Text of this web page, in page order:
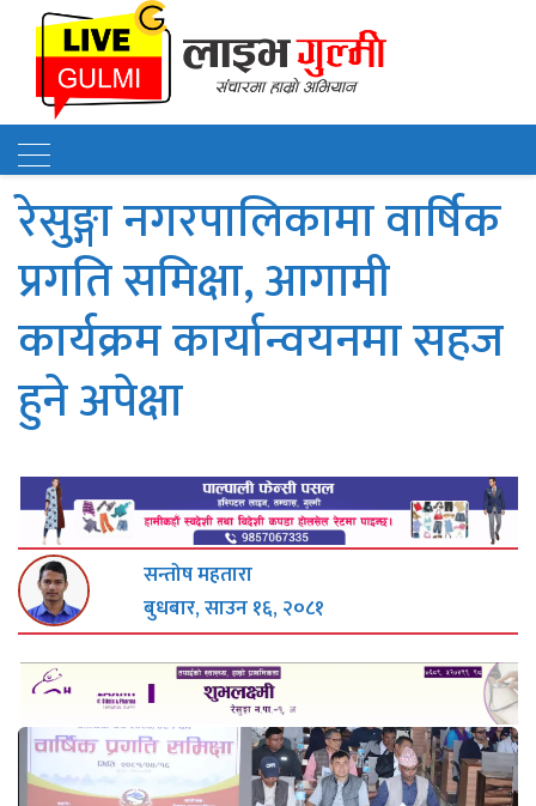
रेसुङ्गा नगरपालिकामा वार्षिक
प्रगति समिक्षा, आगामी
कार्यक्रम कार्यान्वयनमा सहज
हुने अपेक्षा
सन्तोष महतारा
बुधबार, साउन १६, २०८१